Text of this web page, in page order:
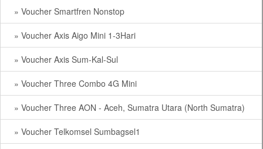
» Voucher Smartfren Nonstop
» Voucher Axis Aigo Mini 1-3Hari
» Voucher Axis Sum-Kal-Sul
» Voucher Three Combo 4G Mini
» Voucher Three AON - Aceh, Sumatra Utara (North Sumatra)
» Voucher Telkomsel Sumbagsel1